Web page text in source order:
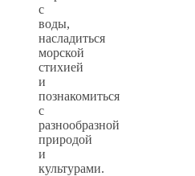
с
воды,
насладиться
морской
стихией
и
познакомиться
с
разнообразной
природой
и
культурами.